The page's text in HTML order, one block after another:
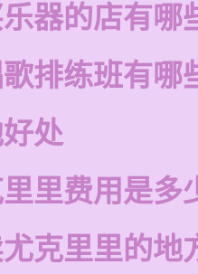
器的店有哪
排练班有哪
处
里费用是多
克里里的地